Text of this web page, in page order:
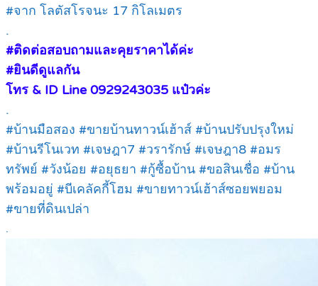
#จาก โลตัสโรจนะ 17 กิโลเมตร
.
#ติดต่อสอบถามและคุยราคาได้ค่ะ
#ยินดีดูแลกัน
โทร & ID Line 0929243035 แป๋วค่ะ
.
#บ้านมือสอง #ขายบ้านทาวน์เฮ้าส์ #บ้านปรับปรุงใหม่
#บ้านรีโนเวท #เจษฎา7 #วรารักษ์ #เจษฎา8 #อมร
ทรัพย์ #วังน้อย #อยุธยา #กู้ซื้อบ้าน #ขอสินเชื่อ #บ้าน
พร้อมอยู่ #บีเคลัคกี้โฮม #ขายทาวน์เฮ้าส์ซอยพยอม
#ขายที่ดินเปล่า
.